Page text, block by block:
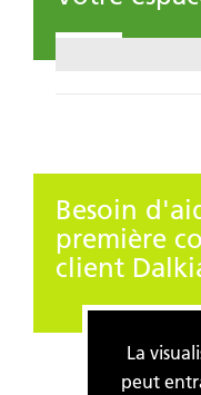
Besoin
première
client
La
peut